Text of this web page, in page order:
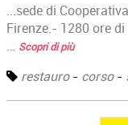
...sede di
Firenze.- 1280 ore
… Scopri di più
restauro- corso-